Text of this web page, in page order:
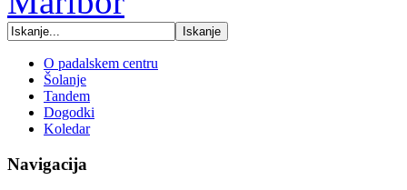
O padalskem centru
Šolanje
Tandem
Dogodki
Koledar
Navigacija